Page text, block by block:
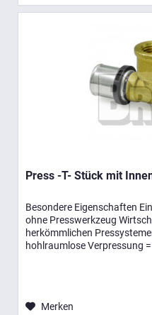
Press -T- Stück mit
Besondere Eigenschaften
ohne Presswerkzeug
herkömmlichen
hohlraumlose Verpressung
Merken